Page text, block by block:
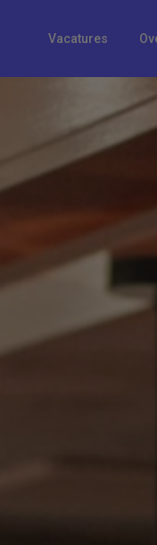
Vacatures